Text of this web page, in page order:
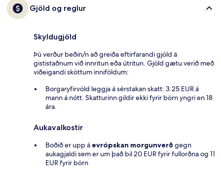
Gjöld og reglur
Skyldugjöld
Þú verður beðin/n að greiða eftirfarandi gjöld á
gististaðnum við innritun eða útritun. Gjöld gætu verið með
viðeigandi sköttum inniföldum:
Borgaryfirvöld leggja á sérstakan skatt: 3.25 EUR á
mann á nótt. Skatturinn gildir ekki fyrir börn yngri en 18
ára.
Aukavalkostir
Boðið er upp á evrópskan morgunverð gegn
aukagjaldi sem er um það bil 20 EUR fyrir fullorðna og 11
EUR fyrir börn